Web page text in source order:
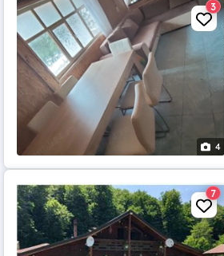
4
3
7